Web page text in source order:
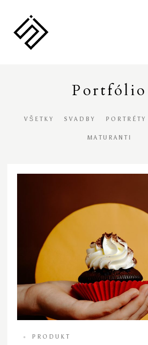
Portfólio
VŠETKY SVADBY PORTRÉTY
MATURANTI
PRODUKT